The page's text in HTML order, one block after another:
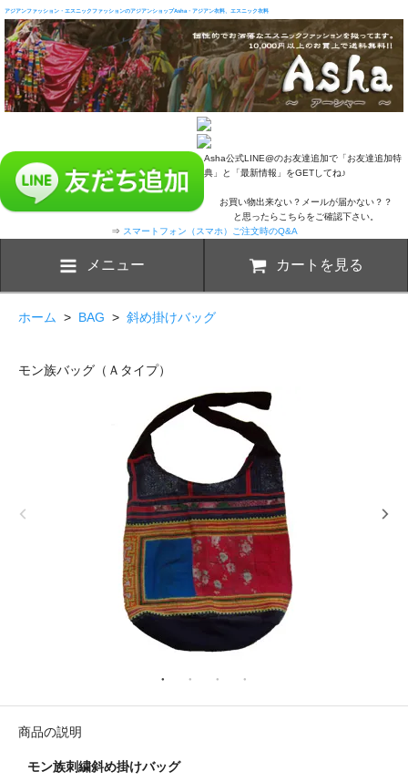
アジアンファッション・エスニックファッションのアジアンショップAsha・アジアン衣料、エスニック衣料
Asha公式LINE@のお友達追加で「お友達追加特
典」と「最新情報」をGETしてね♪
お買い物出来ない？メールが届かない？？
と思ったらこちらをご確認下さい。
⇒ スマートフォン（スマホ）ご注文時のQ&A
メニュー カートを見る
ホーム > BAG > 斜め掛けバッグ
モン族バッグ（Ａタイプ）
商品の説明
モン族刺繍斜め掛けバッグ